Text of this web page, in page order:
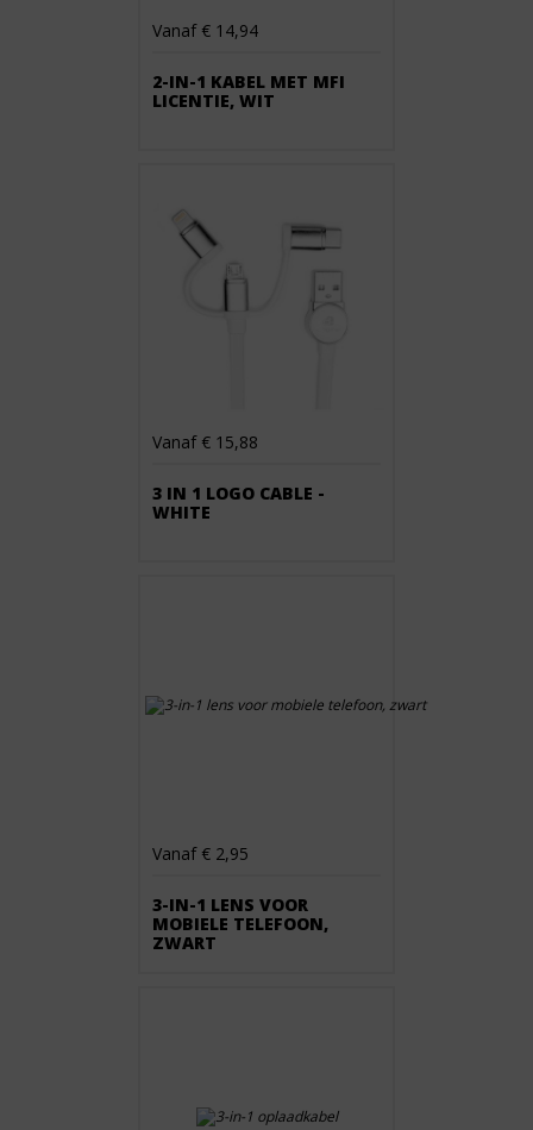
Vanaf € 14,94
2-IN-1 KABEL MET MFI
LICENTIE, WIT
Vanaf € 15,88
3 IN 1 LOGO CABLE -
WHITE
Vanaf € 2,95
3-IN-1 LENS VOOR
MOBIELE TELEFOON,
ZWART